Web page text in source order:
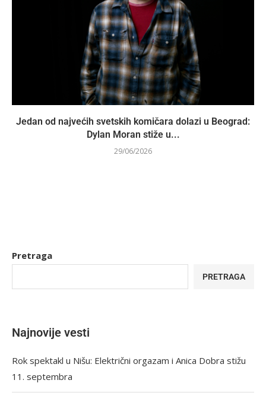
Jedan od najvećih svetskih komičara dolazi u Beograd:
Dylan Moran stiže u...
29/06/2026
Pretraga
PRETRAGA
Najnovije vesti
Rok spektakl u Nišu: Električni orgazam i Anica Dobra stižu
11. septembra